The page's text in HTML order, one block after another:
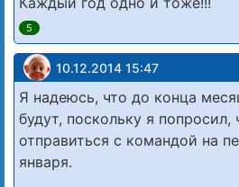
5
10.12.2014 15:47
Я надеюсь, что до конца
будут, поскольку я
отправиться с командой на
января.